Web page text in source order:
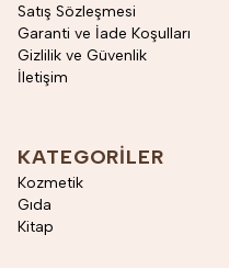
Satış Sözleşmesi
Garanti ve İade Koşulları
Gizlilik ve Güvenlik
İletişim
KATEGORILER
Kozmetik
Gıda
Kitap